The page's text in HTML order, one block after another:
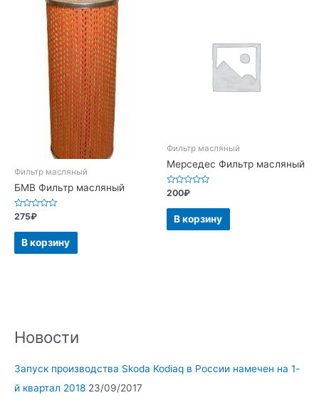
Новости
Запуск производства Skoda Kodiaq в России намечен на 1-
й квартал 2018 23/09/2017
Фильтр масляный
БМВ Фильтр масляный
Оценка
из
275₽
В корзину
Фильтр масляный
Мерседес Фильтр масляный
Оценка
0
из
200₽
В корзину